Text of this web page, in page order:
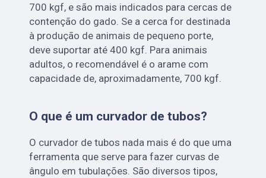
700 kgf, e são mais indicados para cercas de
contenção do gado. Se a cerca for destinada
à produção de animais de pequeno porte,
deve suportar até 400 kgf. Para animais
adultos, o recomendável é o arame com
capacidade de, aproximadamente, 700 kgf.
O que é um curvador de tubos?
O curvador de tubos nada mais é do que uma
ferramenta que serve para fazer curvas de
ângulo em tubulações. São diversos tipos,